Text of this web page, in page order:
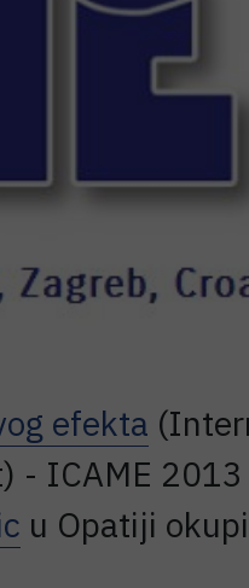
efekta
- ICAME
u Opatiji